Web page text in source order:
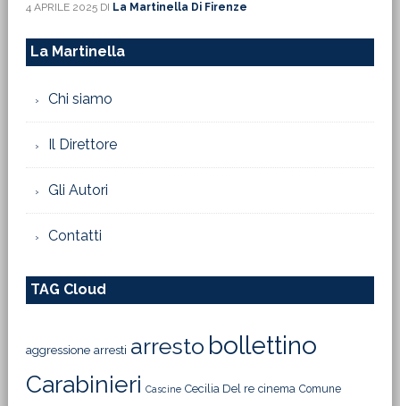
4 APRILE 2025DI La Martinella Di Firenze
La Martinella
Chi siamo
Il Direttore
Gli Autori
Contatti
TAG Cloud
aggressione arresti arresto bollettino
Carabinieri Cascine Cecilia Del re cinema Comune